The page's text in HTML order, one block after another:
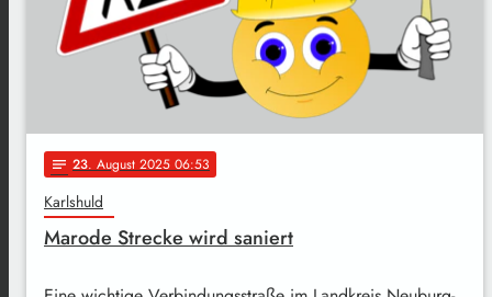
notes 23. August 2025 06:53
Karlshuld
Marode Strecke wird saniert